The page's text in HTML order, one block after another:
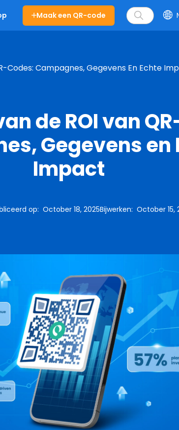
Maak een QR-code
Codes: Campagnes, Gegevens En Echte
de ROI van
Gegevens en
Impact
op:October 18, 2025Bijwerken:October 15,